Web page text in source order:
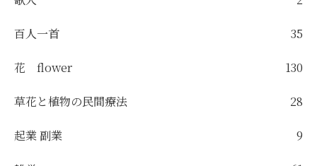
百人一首 35
花 flower 130
草花と植物の民間療法 28
起業 副業 9